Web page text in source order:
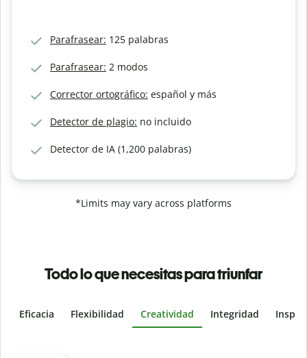
Parafrasear: 125 palabras
Parafrasear: 2 modos
Corrector ortográfico: español y más
Detector de plagio: no incluido
Detector de IA (1,200 palabras)
*Limits may vary across platforms
Todo lo que necesitas para triunfar
Eficacia Flexibilidad Creatividad Integridad